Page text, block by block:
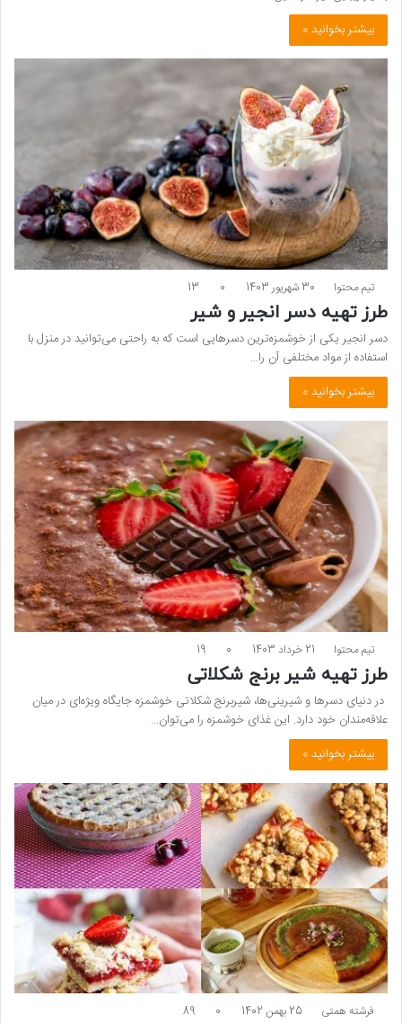
بیشتر بخوانید »
تیم محتوا 30 شهریور 1403 0
13
طرز تهیه دسر انجیر و شیر
دسر انجیر یکی از خوشمزه‌ترین دسرهایی است که به راحتی می‌توانید در منزل با
استفاده از مواد مختلفی آن را…
بیشتر بخوانید »
تیم محتوا 21 خرداد 1403 0
19
طرز تهیه شیر برنج شکلاتی
در دنیای دسرها و شیرینی‌ها، شیربرنج شکلاتی خوشمزه جایگاه ویژه‌ای در میان
علاقه‌مندان خود دارد. این غذای خوشمزه را می‌توان…
بیشتر بخوانید »
فرشته همتی 25 بهمن 1402 0
89